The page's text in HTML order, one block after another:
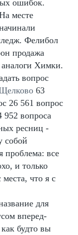
ошибок.
месте
Фелибол
продажа
Химки.
вопрос
63
26 561 вопрос
вопроса
ресниц -
собой
проблема: все
и только
места, что я с
для
вперед-
будто вы